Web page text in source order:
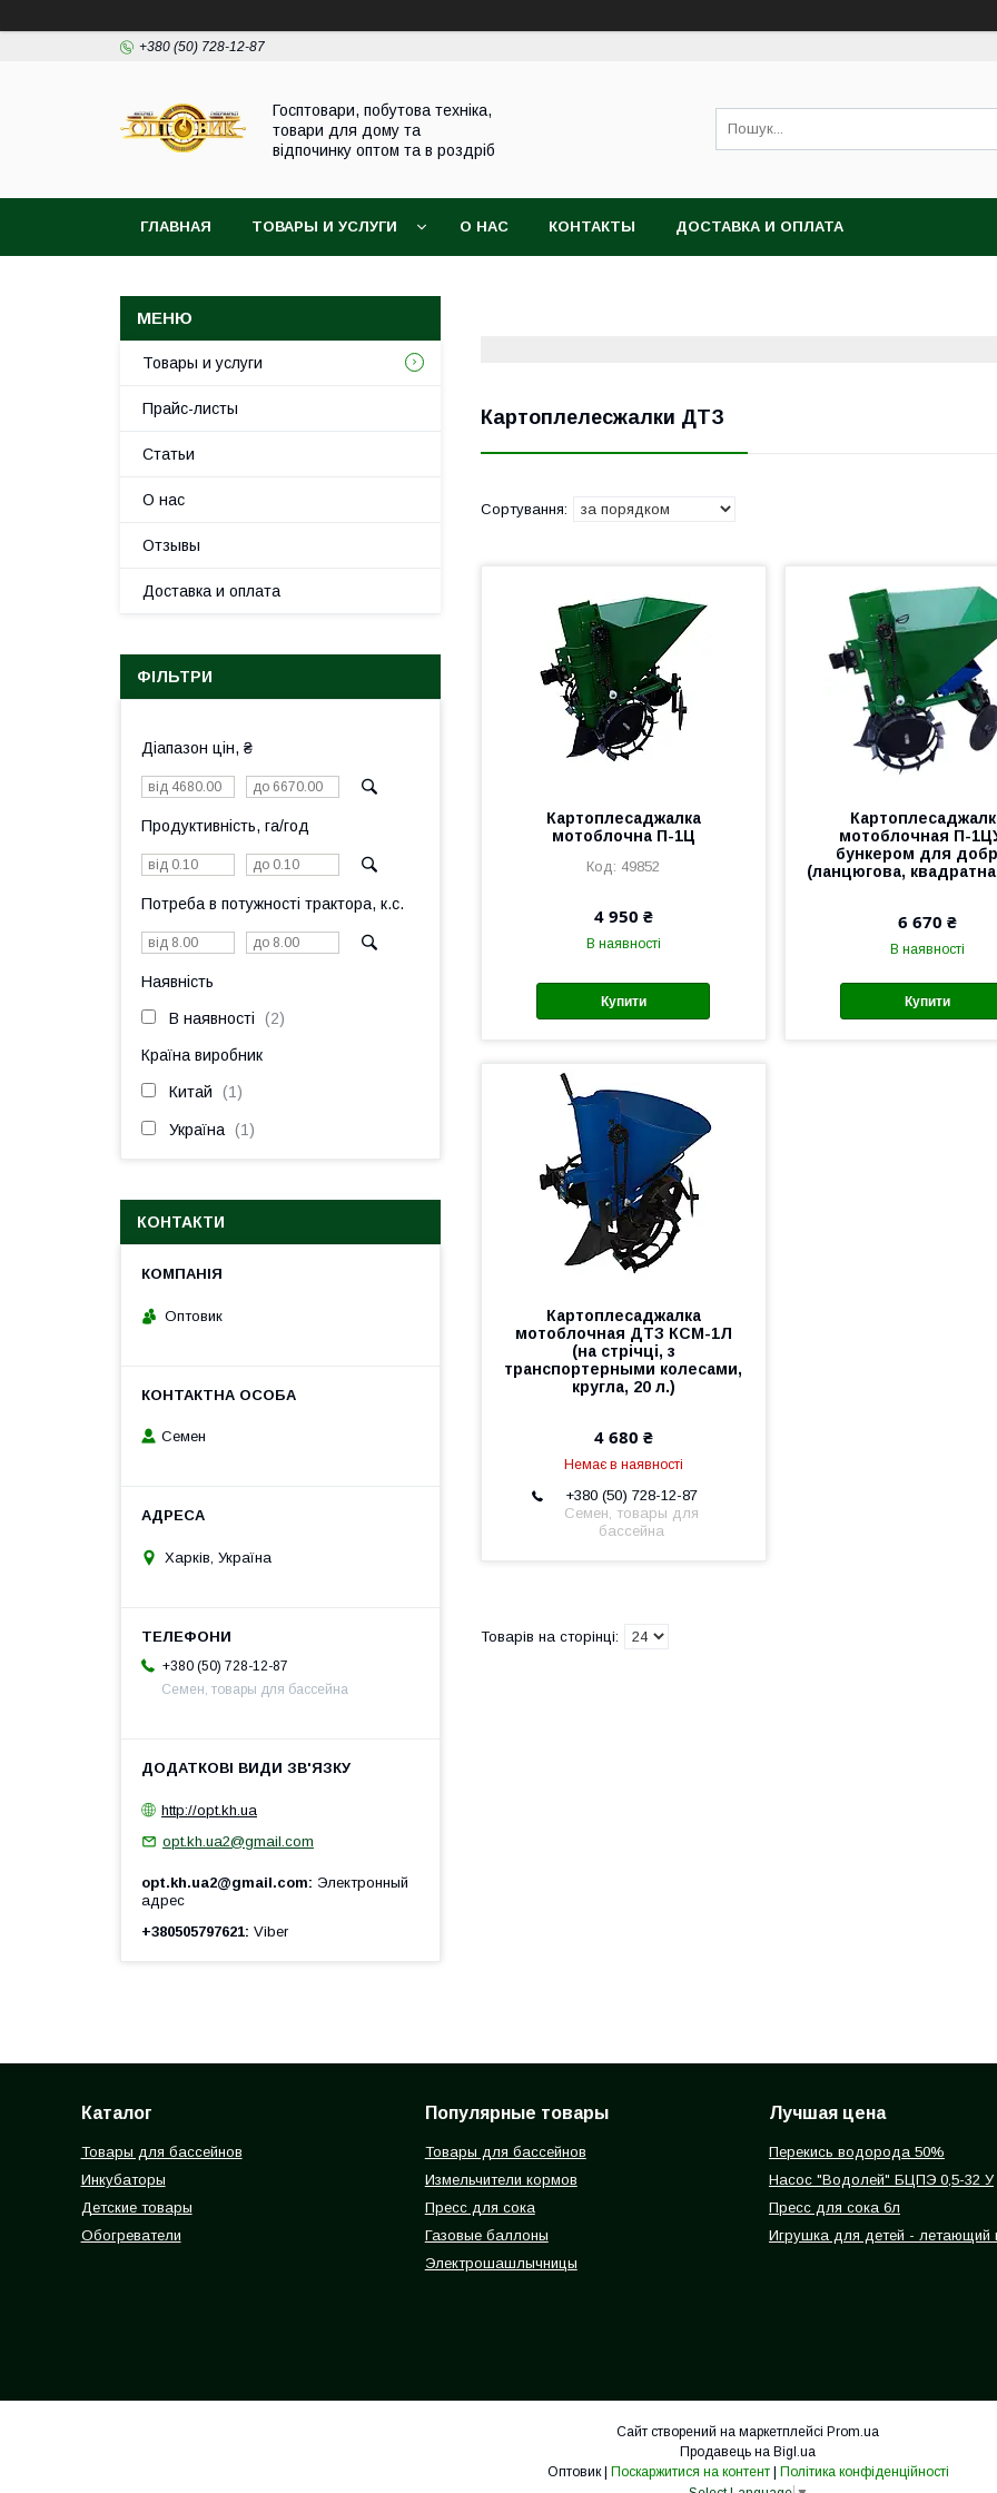
+380 (50) 728-12-87
Госптовари, побутова техніка,
товари для дому та
відпочинку оптом та в роздріб
ГЛАВНАЯ ТОВАРЫ И УСЛУГИ О НАС КОНТАКТЫ ДОСТАВКА И ОПЛАТА
Картоплелесжалки ДТЗ
Картоплесаджалка
мотоблочна П-1Ц
49852
4 950 ₴
В наявності
Купити
мотоблочная П-
бункером для
(ланцюгова,
6 670 ₴
В наявності
Купити
Картоплесаджалка
мотоблочная ДТЗ КСМ-1Л
(на стрічці, з
транспортерными колесами,
кругла, 20 л.)
4 680 ₴
Немає в наявності
+380 (50) 728-12-87
Семен, товары для
бассейна
Товары и услуги
Прайс-листы
Статьи
О нас
Отзывы
Доставка и оплата
ФІЛЬТРИ
Діапазон цін, ₴
Продуктивність, га/год
Потреба в потужності трактора, к.с.
Наявність
В наявності 2
Країна виробник
Китай 1
Україна 1
КОНТАКТИ
Оптовик
Семен
Харків, Україна
+380 (50) 728-12-87
Семен, товары для бассейна
http://opt.kh.ua
opt.kh.ua2@gmail.com
opt.kh.ua2@gmail.com
Электронный
адрес
+380505797621 Viber
Каталог
Товары для бассейнов
Инкубаторы
Детские товары
Обогреватели
Популярные товары
Товары для бассейнов
Измельчители кормов
Пресс для сока
Газовые баллоны
Электрошашлычницы
Лучшая цена
Перекись водорода 50%
Насос "Водолей" БЦПЭ 0,5-32 У
Пресс для сока 6л
Игрушка для детей - летающий
Сайт створений на маркетплейсі Prom.ua
Продавець на Bigl.ua
Оптовик | Поскаржитися на контент | Політика конфіденційності